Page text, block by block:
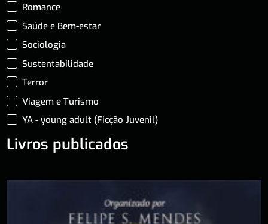
Romance
Saúde e Bem-estar
Sociologia
Sustentabilidade
Terror
Viagem e Turismo
YA - young adult (Ficção Juvenil)
Livros publicados